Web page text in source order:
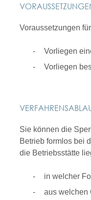
Voraussetzungen
Vorliegen
Vorliegen
Sie können die
Betrieb formlos bei
die Betriebsstätte
in welcher
aus welchen